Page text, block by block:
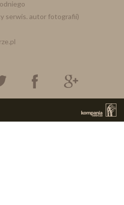
serwis. autor fotografii)